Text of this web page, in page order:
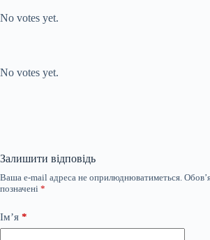
No votes yet.
No votes yet.
Залишити відповідь
Ваша e-mail адреса не оприлюднюватиметься.
позначені *
Ім’я *